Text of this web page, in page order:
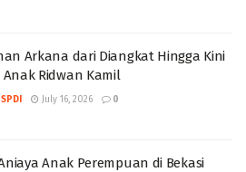
Arkana dari Diangkat Hingga Kini
Anak Ridwan Kamil
July 16, 2026 0
Anak Perempuan di Bekasi